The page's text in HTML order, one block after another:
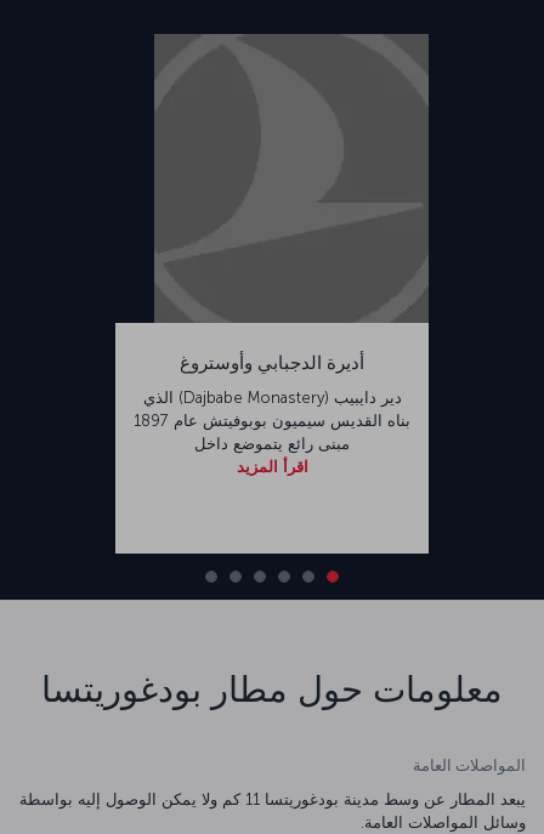
أديرة الدجبابي وأوستروغ
دير دايبيب (Dajbabe Monastery) الذي
بناه القديس سيميون بوبوفيتش عام 1897
مبنى رائع يتموضع داخل
اقرأ المزيد
معلومات حول مطار بودغوريتسا
المواصلات العامة
يبعد المطار عن وسط مدينة بودغوريتسا 11 كم ولا يمكن الوصول إليه بواسطة
وسائل المواصلات العامة.